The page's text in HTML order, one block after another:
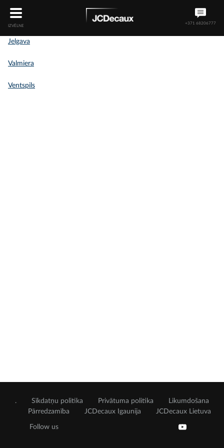
IZVĒLNE
+371 68206777
Jelgava
Valmiera
Ventspils
. Sīkdatņu politika Privātuma politika
Likumdošana
Pārredzamība
JCDecaux Igaunija JCDecaux Lietuva
Follow us